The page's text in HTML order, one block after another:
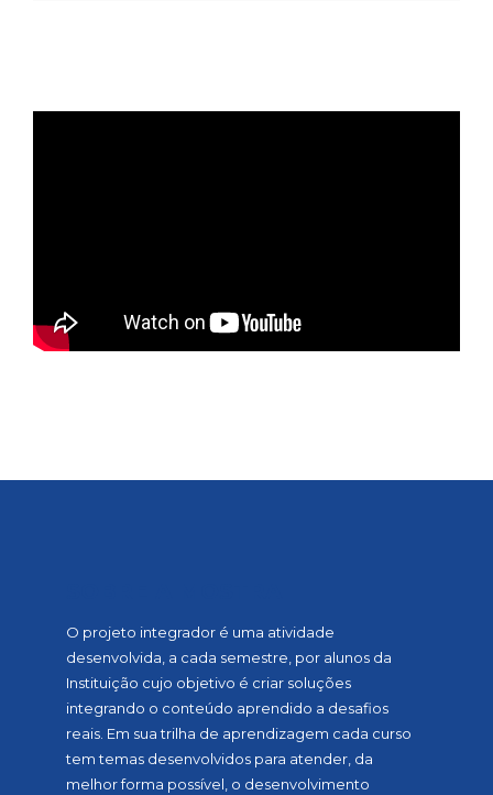
O projeto integrador é uma atividade
desenvolvida, a cada semestre, por alunos da
Instituição cujo objetivo é criar soluções
integrando o conteúdo aprendido a desafios
reais. Em sua trilha de aprendizagem cada curso
tem temas desenvolvidos para atender, da
melhor forma possível, o desenvolvimento